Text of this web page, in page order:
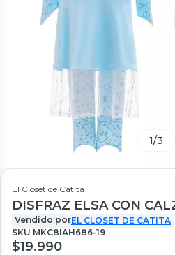
1/3
El Closet de Catita
DISFRAZ ELSA CON
Vendido porEL CLOSET DE CATITA
SKU MKC8IAH686-19
$19.990